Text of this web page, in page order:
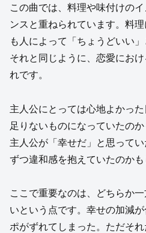
この曲では、料理や味付けの
ンスと重ねられています。料
も人によって「ちょうどいい
それと同じように、恋愛にお
れです。
主人公にとっては心地よかっ
足りないものになっていたの
主人公が「幸せだ」と思って
ずつ違和感を抱えていたのかも
ここで重要なのは、どちらか
いという点です。幸せの加減
ポがずれてしまった。ただそ